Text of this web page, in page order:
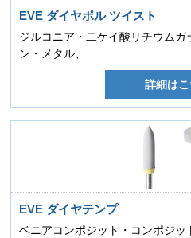
EVE ダイヤポル ツイスト
ジルコニア・二ケイ酸リチウム
ン・メタル、 ...
詳細は
EVE ダイヤテンプ
ベニアコンポジット・コンポジッ